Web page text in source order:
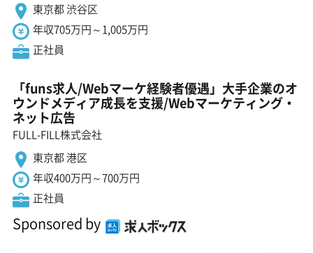
東京都 渋谷区
年収705万円～1,005万円
正社員
「funs求人/Webマーケ経験者優遇」大手企業のオ
ウンドメディア成長を支援/Webマーケティング・
ネット広告
FULL-FILL株式会社
東京都 港区
年収400万円～700万円
正社員
Sponsored by